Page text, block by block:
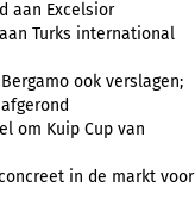
aan Excelsior
Turks international
ook verslagen;
om Kuip Cup van
in de markt voor